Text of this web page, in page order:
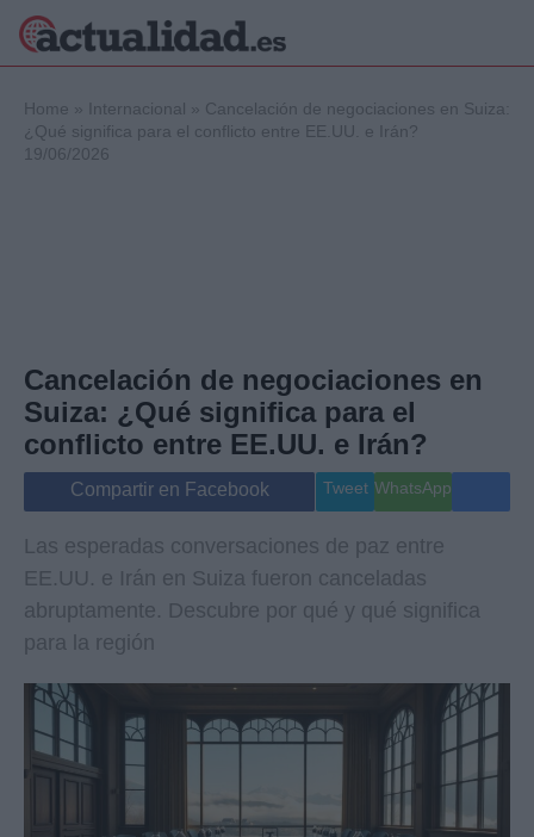
Internacional
Viajes
Gente
Musica
Home » Internacional » Cancelación de negociaciones en Suiza:
¿Qué significa para el conflicto entre EE.UU. e Irán?
19/06/2026
Cancelación de negociaciones en
Suiza: ¿Qué significa para el
conflicto entre EE.UU. e Irán?
Compartir en Facebook Tweet WhatsApp
Las esperadas conversaciones de paz entre
EE.UU. e Irán en Suiza fueron canceladas
abruptamente. Descubre por qué y qué significa
para la región